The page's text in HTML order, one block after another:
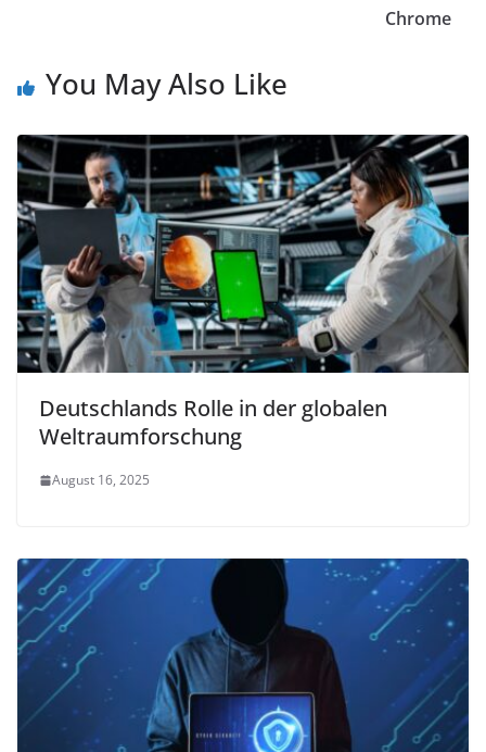
Chrome
You May Also Like
Deutschlands Rolle in der globalen
Weltraumforschung
August 16, 2025